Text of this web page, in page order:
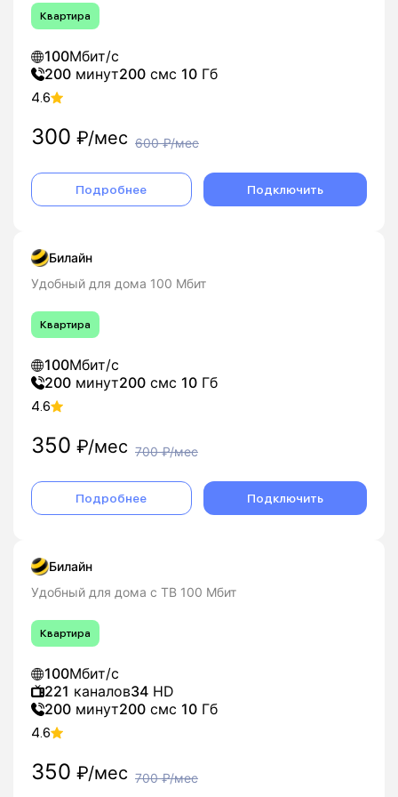
Квартира
100Мбит/с
200 минут200 смс 10 Гб
4.6
300 ₽/мес 600₽/мес
Подробнее Подключить
Билайн
Удобный для дома 100 Мбит
Квартира
100Мбит/с
200 минут200 смс 10 Гб
4.6
350 ₽/мес 700₽/мес
Подробнее Подключить
Билайн
Удобный для дома с ТВ 100 Мбит
Квартира
100Мбит/с
221 каналов34 HD
200 минут200 смс 10 Гб
4.6
350 ₽/мес 700₽/мес